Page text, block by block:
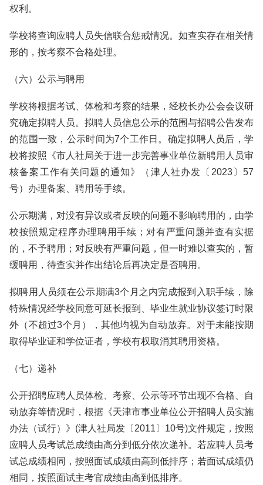
权利。
学校将查询应聘人员失信联合惩戒情况。如查实存在相关情
形的，按考察不合格处理。
（六）公示与聘用
学校将根据考试、体检和考察的结果，经校长办公会会议研
究确定拟聘人员。拟聘人员信息公示的范围与招聘公告发布
的范围一致，公示时间为7个工作日。确定拟聘人员后，学
校将按照《市人社局关于进一步完善事业单位新聘用人员审
核备案工作有关问题的通知》（津人社办发〔2023〕57
号）办理备案、聘用等手续。
公示期满，对没有异议或者反映的问题不影响聘用的，由学
校按照规定程序办理聘用手续；对有严重问题并查有实据
的，不予聘用；对反映有严重问题，但一时难以查实的，暂
缓聘用，待查实并作出结论后再决定是否聘用。
拟聘用人员须在公示期满3个月之内完成报到入职手续，除
特殊情况经学校同意可延长报到、毕业生就业协议签订时限
外（不超过3个月），其他均视为自动放弃。对于未能按期
取得毕业证和学位证者，学校有权取消其聘用资格。
（七）递补
公开招聘应聘人员体检、考察、公示等环节出现不合格、自
动放弃等情况时，根据《天津市事业单位公开招聘人员实施
办法（试行）》(津人社局发〔2011〕10号)文件规定，按照
应聘人员考试总成绩由高分到低分依次递补。若应聘人员考
试总成绩相同，按照面试成绩由高到低排序；若面试成绩仍
相同，按照面试主考官成绩由高到低排序。